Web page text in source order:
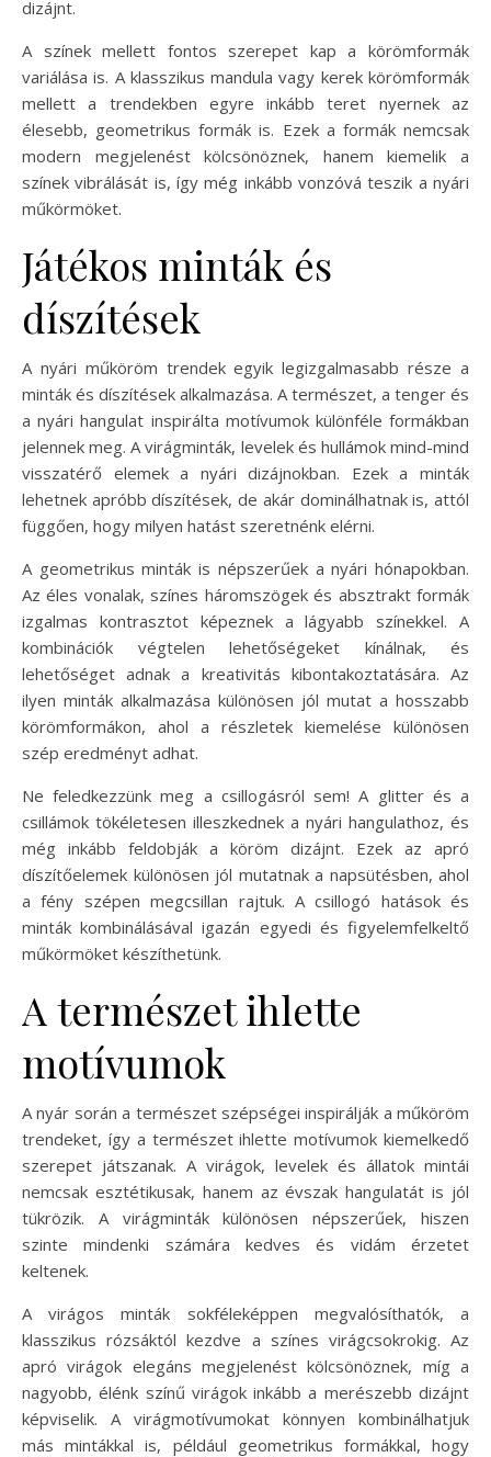
dizájnt.
A színek mellett fontos szerepet kap a körömformák
variálása is. A klasszikus mandula vagy kerek körömformák
mellett a trendekben egyre inkább teret nyernek az
élesebb, geometrikus formák is. Ezek a formák nemcsak
modern megjelenést kölcsönöznek, hanem kiemelik a
színek vibrálását is, így még inkább vonzóvá teszik a nyári
műkörmöket.
Játékos minták és
díszítések
A nyári műköröm trendek egyik legizgalmasabb része a
minták és díszítések alkalmazása. A természet, a tenger és
a nyári hangulat inspirálta motívumok különféle formákban
jelennek meg. A virágminták, levelek és hullámok mind-mind
visszatérő elemek a nyári dizájnokban. Ezek a minták
lehetnek apróbb díszítések, de akár dominálhatnak is, attól
függően, hogy milyen hatást szeretnénk elérni.
A geometrikus minták is népszerűek a nyári hónapokban.
Az éles vonalak, színes háromszögek és absztrakt formák
izgalmas kontrasztot képeznek a lágyabb színekkel. A
kombinációk végtelen lehetőségeket kínálnak, és
lehetőséget adnak a kreativitás kibontakoztatására. Az
ilyen minták alkalmazása különösen jól mutat a hosszabb
körömformákon, ahol a részletek kiemelése különösen
szép eredményt adhat.
Ne feledkezzünk meg a csillogásról sem! A glitter és a
csillámok tökéletesen illeszkednek a nyári hangulathoz, és
még inkább feldobják a köröm dizájnt. Ezek az apró
díszítőelemek különösen jól mutatnak a napsütésben, ahol
a fény szépen megcsillan rajtuk. A csillogó hatások és
minták kombinálásával igazán egyedi és figyelemfelkeltő
műkörmöket készíthetünk.
A természet ihlette
motívumok
A nyár során a természet szépségei inspirálják a műköröm
trendeket, így a természet ihlette motívumok kiemelkedő
szerepet játszanak. A virágok, levelek és állatok mintái
nemcsak esztétikusak, hanem az évszak hangulatát is jól
tükrözik. A virágminták különösen népszerűek, hiszen
szinte mindenki számára kedves és vidám érzetet
keltenek.
A virágos minták sokféleképpen megvalósíthatók, a
klasszikus rózsáktól kezdve a színes virágcsokrokig. Az
apró virágok elegáns megjelenést kölcsönöznek, míg a
nagyobb, élénk színű virágok inkább a merészebb dizájnt
képviselik. A virágmotívumokat könnyen kombinálhatjuk
más mintákkal is, például geometrikus formákkal, hogy